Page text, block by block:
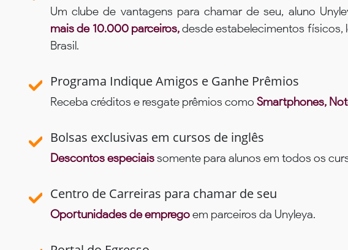
Um clube de vantagens para chamar de seu, aluno
mais de 10.000 parceiros,desde estabelecimentos físicos,
Brasil.
Programa Indique Amigos e Ganhe Prêmios
Receba créditos e resgate prêmios como Smartphones,
Bolsas exclusivas em cursos de inglês
Descontos especiaissomente para alunos em todos os
Centro de Carreiras para chamar de seu
Oportunidades de empregoem parceiros da Unyleya.